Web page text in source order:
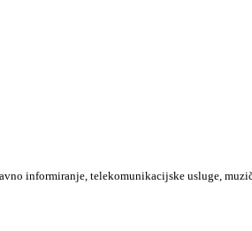
informiranje, telekomunikacijske usluge,